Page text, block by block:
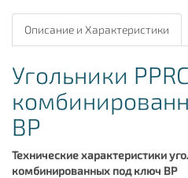
Описание и Характеристики
Угольники PPRC
ВР
Технические характеристики
комбинированных под ключ ВР